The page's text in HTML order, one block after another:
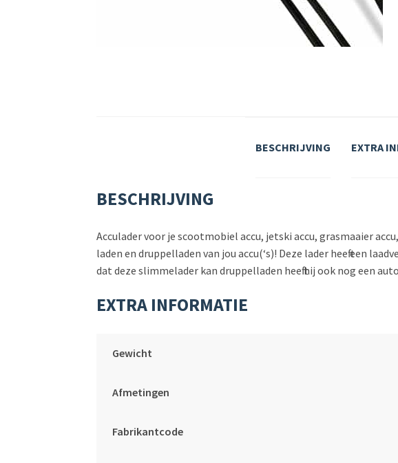
BESCHRIJVING EXTRA
BESCHRIJVING
Acculader voor je scootmobiel accu, jetski accu, grasmaaier
laden en druppelladen van jou accu(‘s)! Deze lader heeft een
dat deze slimmelader kan druppelladen heeft hij ook nog een
EXTRA INFORMATIE
Gewicht
Afmetingen
Fabrikantcode